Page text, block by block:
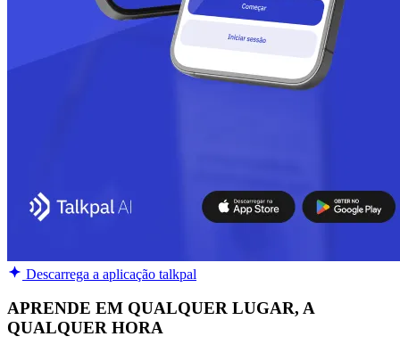
Descarrega a aplicação talkpal
APRENDE EM QUALQUER LUGAR, A
QUALQUER HORA